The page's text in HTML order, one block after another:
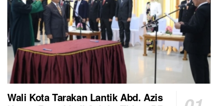
Wali Kota Tarakan Lantik Abd. Azis